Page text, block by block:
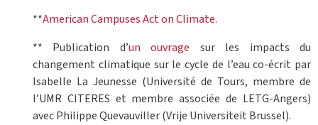
**American Campuses Act on Climate.
** Publication d’un ouvrage sur les impacts du
changement climatique sur le cycle de l’eau co-écrit par
Isabelle La Jeunesse (Université de Tours, membre de
l’UMR CITERES et membre associée de LETG-Angers)
avec Philippe Quevauviller (Vrije Universiteit Brussel).